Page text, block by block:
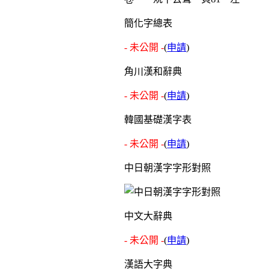
簡化字總表
- 未公開 -(申請)
角川漢和辭典
- 未公開 -(申請)
韓國基礎漢字表
- 未公開 -(申請)
中日朝漢字字形對照
中文大辭典
- 未公開 -(申請)
漢語大字典